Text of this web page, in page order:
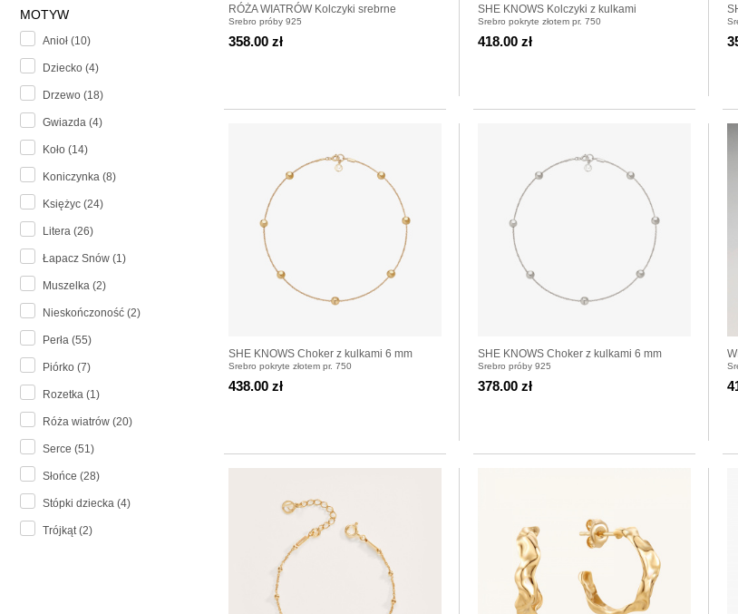
MOTYW
Anioł (10)
Dziecko (4)
Drzewo (18)
Gwiazda (4)
Koło (14)
Koniczynka (8)
Księżyc (24)
Litera (26)
Łapacz Snów (1)
Muszelka (2)
Nieskończoność (2)
Perła (55)
Piórko (7)
Rozetka (1)
Róża wiatrów (20)
Serce (51)
Słońce (28)
Stópki dziecka (4)
Trójkąt (2)
RÓŻA WIATRÓW Kolczyki srebrne
Srebro próby 925
358.00 zł
SHE KNOWS Kolczyki z kulkami
pozłacanymi
Srebro pokryte złotem pr. 750
418.00 zł
SHE KNOWS Choker z kulkami 6 mm
pozłacany
Srebro pokryte złotem pr. 750
438.00 zł
SHE KNOWS Choker z kulkami 6 mm
srebrny
Srebro próby 925
378.00 zł